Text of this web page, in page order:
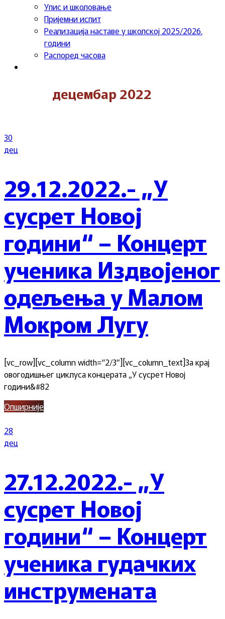
Упис и школовање
Пријемни испит
Реализација наставе у школској 2025/2026.
години
Распоред часова
децембар 2022
30
дец
29.12.2022.- „У
сусрет Новој
години“ – Концерт
ученика Издвојеног
одељења у Малом
Мокром Лугу
[vc_row][vc_column width=“2/3″][vc_column_text]За крај
овогодишњег циклуса концерата „У сусрет Новој
години&#82
Опширније
28
дец
27.12.2022.- „У
сусрет Новој
години“ – Концерт
ученика гудачких
инструмената